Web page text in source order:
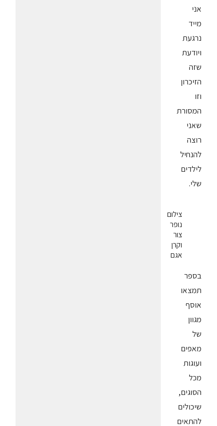
אני
מייד
נרגעת
ויודעת
שזה
הזיכרון
וזו
המסורת
שאני
רוצה
להנחיל
לילדים
שלי.
צילום
נופר
צור
וקרן
אגם
בספר
תמצאו
אוסף
מגוון
של
מאפים
ועוגות
מכל
הסוגים,
שיכולים
להתאים